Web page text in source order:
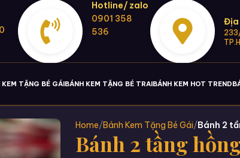
Hotline/ zalo
0901 358
536
Địa
KEM TẶNG BÉ GÁIBÁNH KEM TẶNG BÉ TRAIBÁNH KEM HOT TREND
Home Bánh Kem Tặng Bé Gái Bánh 2
Bánh 2 tầng